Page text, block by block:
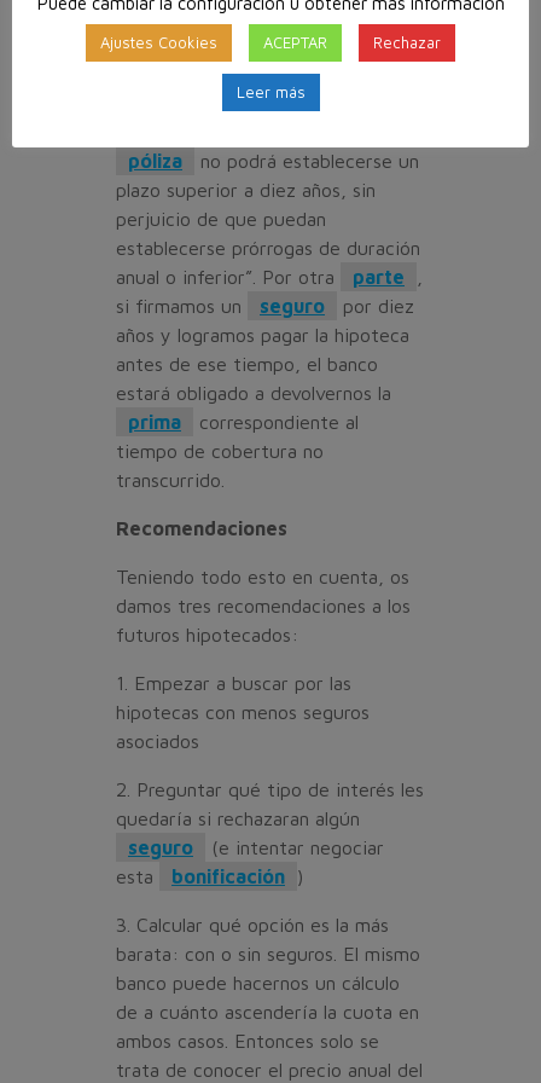
Al tratarse de un seguro
de
daños
, de acuerdo con el
artículo 22 de la Ley 50/1980, de 8
de octubre, de
póliza
no podrá establecerse un
plazo superior a diez años, sin
perjuicio de que puedan
establecerse prórrogas de duración
anual o inferior”. Por otra
parte
si firmamos un
seguro
por diez
años y logramos pagar la hipoteca
antes de ese tiempo, el banco
estará obligado a devolvernos la
prima
correspondiente al
tiempo de cobertura no
transcurrido.
Recomendaciones
Teniendo todo esto en cuenta, os
damos tres recomendaciones a los
futuros hipotecados:
1. Empezar a buscar por las
hipotecas con menos seguros
asociados
2. Preguntar qué tipo de interés les
quedaría si rechazaran algún
seguro
(e intentar negociar
esta
bonificación )
3. Calcular qué opción es la más
barata: con o sin seguros. El mismo
banco puede hacernos un cálculo
de a cuánto ascendería la cuota en
ambos casos. Entonces solo se
trata de conocer el precio anual del
Ajustes Cookies ACEPTAR Rechazar
Leer más